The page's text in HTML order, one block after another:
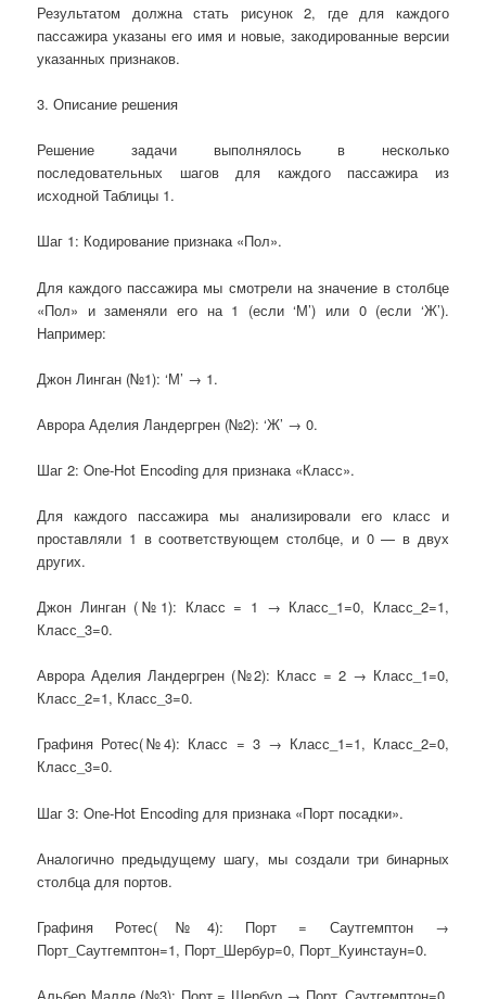
Результатом должна стать рисунок 2, где для каждого
пассажира указаны его имя и новые, закодированные версии
указанных признаков.
3. Описание решения
Решение задачи выполнялось в несколько
последовательных шагов для каждого пассажира из
исходной Таблицы 1.
Шаг 1: Кодирование признака «Пол».
Для каждого пассажира мы смотрели на значение в столбце
«Пол» и заменяли его на 1 (если ‘М’) или 0 (если ‘Ж’).
Например:
Джон Линган (№1): ‘М’ → 1.
Аврора Аделия Ландергрен (№2): ‘Ж’ → 0.
Шаг 2: One-Hot Encoding для признака «Класс».
Для каждого пассажира мы анализировали его класс и
проставляли 1 в соответствующем столбце, и 0 — в двух
других.
Джон Линган (№1): Класс = 1 → Класс_1=0, Класс_2=1,
Класс_3=0.
Аврора Аделия Ландергрен (№2): Класс = 2 → Класс_1=0,
Класс_2=1, Класс_3=0.
Графиня Ротес(№4): Класс = 3 → Класс_1=1, Класс_2=0,
Класс_3=0.
Шаг 3: One-Hot Encoding для признака «Порт посадки».
Аналогично предыдущему шагу, мы создали три бинарных
столбца для портов.
Графиня Ротес(№4): Порт = Саутгемптон →
Порт_Саутгемптон=1, Порт_Шербур=0, Порт_Куинстаун=0.